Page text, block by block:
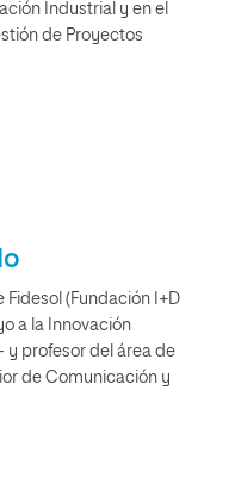
Industrial y en el
de Proyectos
(Fundación I+D
a la Innovación
y profesor del área de
de Comunicación y